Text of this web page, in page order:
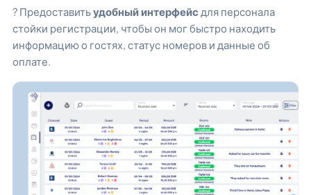
? Предоставитьудобный интерфейс для персонала
стойки регистрации, чтобы он мог быстро находить
информацию о гостях, статус номеров и данные об
оплате.